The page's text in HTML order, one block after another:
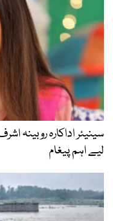
سینیئر اداکارہ روبینہ
لیے اہم پیغام